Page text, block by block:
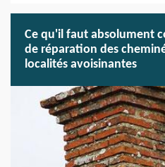
Ce qu'il faut absolument
de réparation des
localités avoisinantes